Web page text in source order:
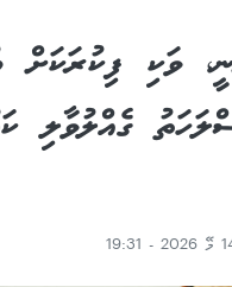
ވަކި ފިކުރަކަށް
ގެއްލުވާލި